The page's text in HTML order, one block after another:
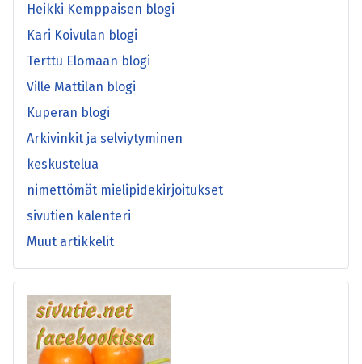
Heikki Kemppaisen blogi
Kari Koivulan blogi
Terttu Elomaan blogi
Ville Mattilan blogi
Kuperan blogi
Arkivinkit ja selviytyminen
keskustelua
nimettömät mielipidekirjoitukset
sivutien kalenteri
Muut artikkelit